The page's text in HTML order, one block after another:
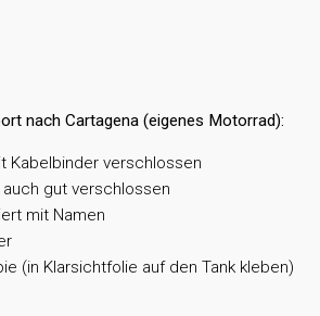
nach Cartagena (eigenes Motorrad):
Kabelbinder verschlossen
auch gut verschlossen
mit Namen
(in Klarsichtfolie auf den Tank kleben)